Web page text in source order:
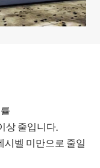
상 줄입니다.
시벨 미만으로 줄일